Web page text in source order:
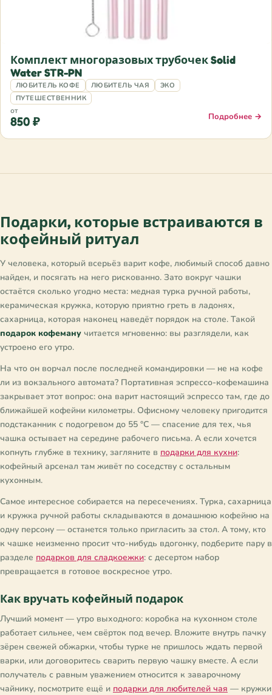
Комплект многоразовых трубочек Solid
Water STR-PN
ЛЮБИТЕЛЬ КОФЕ ЛЮБИТЕЛЬ ЧАЯ
ЭКО
ПУТЕШЕСТВЕННИК
от
850 ₽ Подробнее →
Подарки, которые встраиваются в
кофейный ритуал
У человека, который всерьёз варит кофе, любимый способ давно
найден, и посягать на него рискованно. Зато вокруг чашки
остаётся сколько угодно места: медная турка ручной работы,
керамическая кружка, которую приятно греть в ладонях,
сахарница, которая наконец наведёт порядок на столе. Такой
подарок кофеману читается мгновенно: вы разглядели, как
устроено его утро.
На что он ворчал после последней командировки — не на кофе
ли из вокзального автомата? Портативная эспрессо-кофемашина
закрывает этот вопрос: она варит настоящий эспрессо там, где до
ближайшей кофейни километры. Офисному человеку пригодится
подстаканник с подогревом до 55 °C — спасение для тех, чья
чашка остывает на середине рабочего письма. А если хочется
копнуть глубже в технику, загляните в подарки для кухни:
кофейный арсенал там живёт по соседству с остальным
кухонным.
Самое интересное собирается на пересечениях. Турка, сахарница
и кружка ручной работы складываются в домашнюю кофейню на
одну персону — останется только пригласить за стол. А тому, кто
к чашке неизменно просит что-нибудь вдогонку, подберите пару в
разделе подарков для сладкоежки: с десертом набор
превращается в готовое воскресное утро.
Как вручать кофейный подарок
Лучший момент — утро выходного: коробка на кухонном столе
работает сильнее, чем свёрток под вечер. Вложите внутрь пачку
зёрен свежей обжарки, чтобы турке не пришлось ждать первой
варки, или договоритесь сварить первую чашку вместе. А если
получатель с равным уважением относится к заварочному
чайнику, посмотрите ещё и подарки для любителей чая — кружки